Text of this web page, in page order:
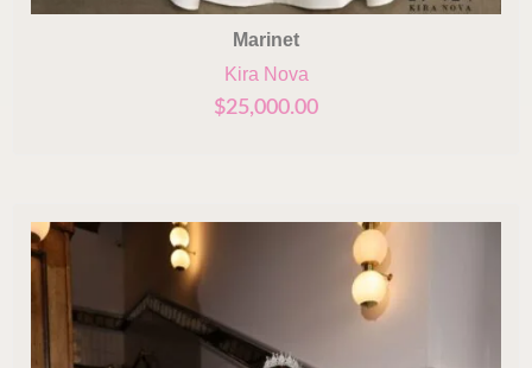
Marinet
Kira Nova
$25,000.00